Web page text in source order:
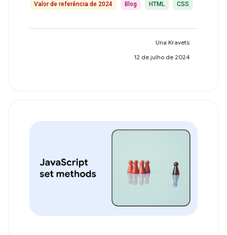
Valor de referência de 2024 Blog HTML CSS
Una Kravets
12 de julho de 2024